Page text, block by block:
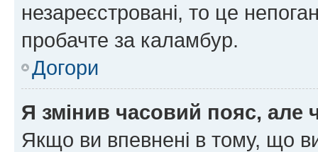
незареєстровані, то це
пробачте за каламбур.
Догори
Я змінив часовий пояс, але
Якщо ви впевнені в тому, що